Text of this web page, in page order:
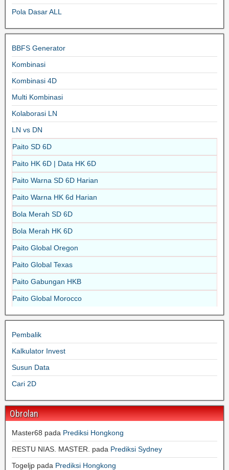
Pola Dasar ALL
BBFS Generator
Kombinasi
Kombinasi 4D
Multi Kombinasi
Kolaborasi LN
LN vs DN
Paito SD 6D
Paito HK 6D | Data HK 6D
Paito Warna SD 6D Harian
Paito Warna HK 6d Harian
Bola Merah SD 6D
Bola Merah HK 6D
Paito Global Oregon
Paito Global Texas
Paito Gabungan HKB
Paito Global Morocco
Pembalik
Kalkulator Invest
Susun Data
Cari 2D
Obrolan
Master68 pada Prediksi Hongkong
RESTU NIAS. MASTER.
pada Prediksi Sydney
Togeljp pada Prediksi Hongkong